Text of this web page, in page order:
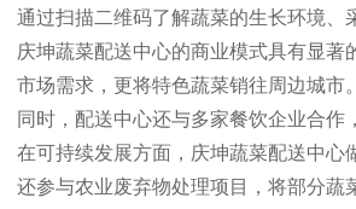
通过扫描二维码了解蔬菜的生长环境、
庆坤蔬菜配送中心的商业模式具有显
市场需求，更将特色蔬菜销往周边城
同时，配送中心还与多家餐饮企业合作
在可持续发展方面，庆坤蔬菜配送中
还参与农业废弃物处理项目，将部分